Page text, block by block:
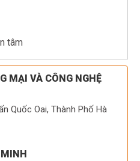
tâm
MẠI VÀ CÔNG NGHỆ
Quốc Oai, Thành Phố Hà